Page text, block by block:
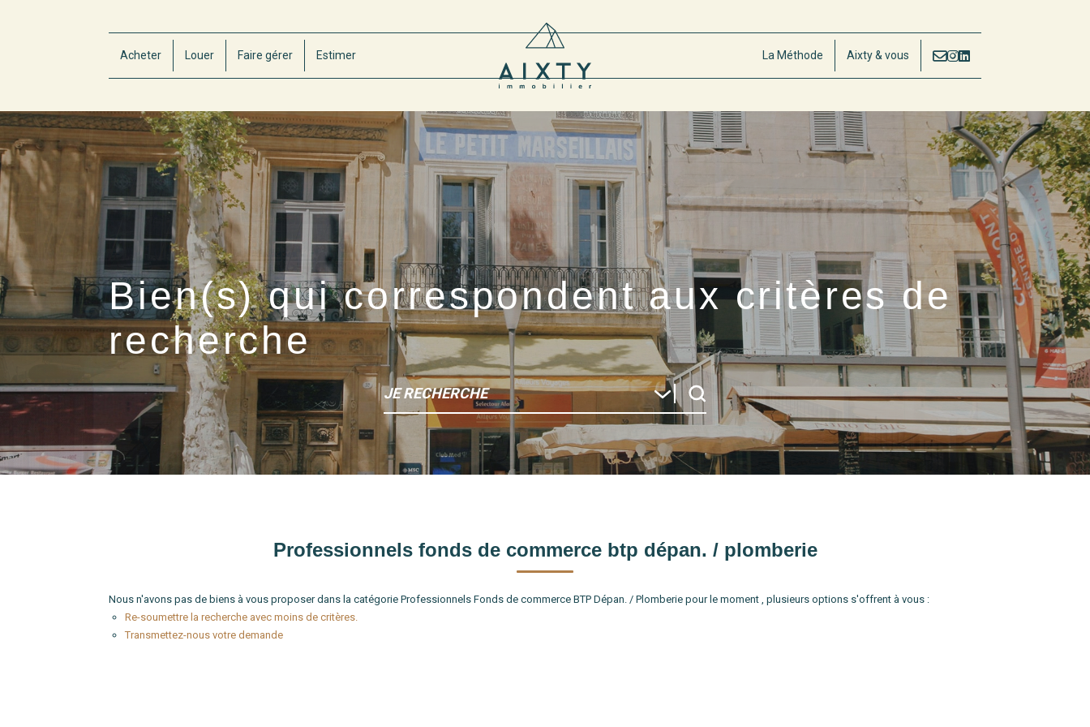
Acheter Louer Faire gérer Estimer La Méthode Aixty & vous
Bien(s) qui correspondent aux critères de
recherche
JE RECHERCHE
Type de bien Localité
Professionnels fonds de commerce btp dépan. / plomberie
Nous n'avons pas de biens à vous proposer dans la catégorie Professionnels Fonds de commerce BTP Dépan. / Plomberie pour le moment , plusieurs options s'offrent à vous :
Re-soumettre la recherche avec moins de critères.
Transmettez-nous votre demande